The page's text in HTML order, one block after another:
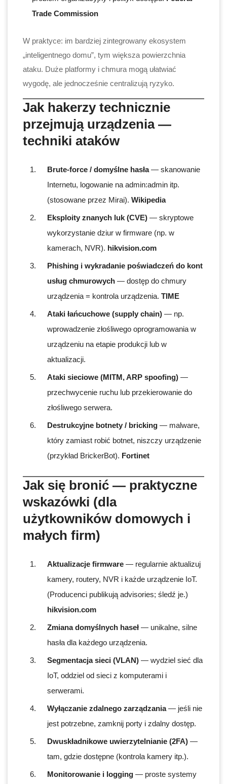
Trade Commission
W praktyce: im bardziej zintegrowany ekosystem
„inteligentnego domu”, tym większa powierzchnia
ataku. Duże platformy i chmura mogą ułatwiać
wygodę, ale jednocześnie centralizują ryzyko.
Jak hakerzy technicznie
przejmują urządzenia —
techniki ataków
Brute-force / domyślne hasła— skanowanie
Internetu, logowanie na admin:admin itp.
(stosowane przez Mirai). Wikipedia
Eksploity znanych luk (CVE) — skryptowe
wykorzystanie dziur w firmware (np. w
kamerach, NVR). hikvision.com
Phishing i wykradanie poświadczeń do kont
usług chmurowych — dostęp do chmury
urządzenia = kontrola urządzenia. TIME
Ataki łańcuchowe (supply chain) — np.
wprowadzenie złośliwego oprogramowania w
urządzeniu na etapie produkcji lub w
aktualizacji.
Ataki sieciowe (MITM, ARP spoofing) —
przechwycenie ruchu lub przekierowanie do
złośliwego serwera.
Destrukcyjne botnety / bricking — malware,
który zamiast robić botnet, niszczy urządzenie
(przykład BrickerBot). Fortinet
Jak się bronić — praktyczne
wskazówki (dla
użytkowników domowych i
małych firm)
Aktualizacje firmware — regularnie aktualizuj
kamery, routery, NVR i każde urządzenie IoT.
(Producenci publikują advisories; śledź je.)
hikvision.com
Zmiana domyślnych haseł — unikalne, silne
hasła dla każdego urządzenia.
Segmentacja sieci (VLAN) — wydziel sieć dla
IoT, oddziel od sieci z komputerami i
serwerami.
Wyłączanie zdalnego zarządzania— jeśli nie
jest potrzebne, zamknij porty i zdalny dostęp.
Dwuskładnikowe uwierzytelnianie (2FA) —
tam, gdzie dostępne (kontrola kamery itp.).
Monitorowanie i logging — proste systemy